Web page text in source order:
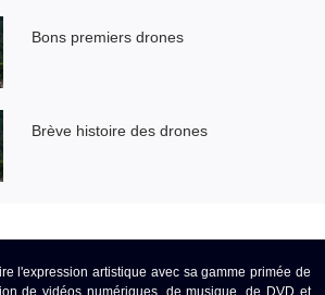
Bons premiers drones
Brève histoire des drones
l'expression artistique avec sa gamme primée de